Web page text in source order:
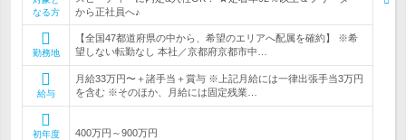
なる方
から正社員へ♪
勤務地
【全国47都道府県の中から、希望のエリアへ配属を確約】 ※希
望しない転勤なし 本社／京都府京都市中…
給与
月給33万円〜＋諸手当＋賞与 ※上記月給には一律出張手当3万円
を含む ※そのほか、月給には固定残業…
初年度
400万円～900万円